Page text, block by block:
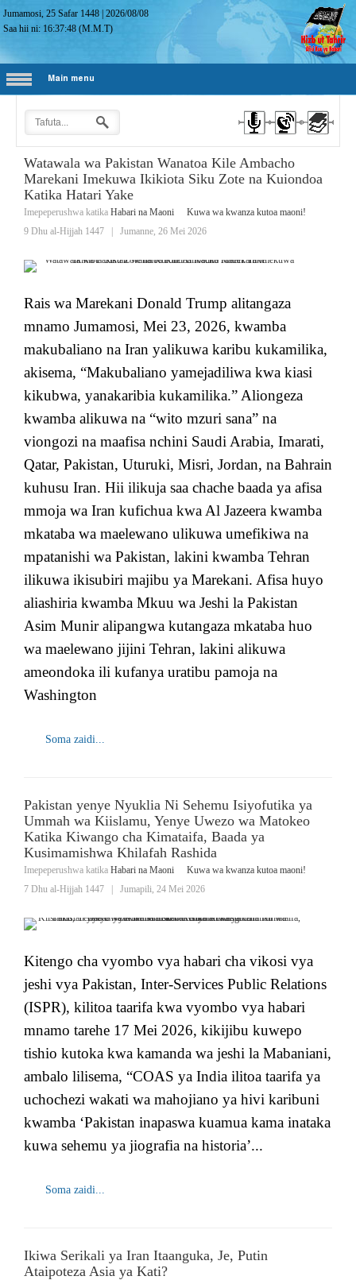
Jumamosi, 25 Safar 1448 |2026/08/08
Saa hii ni: 16:37:49 (M.M.T)
Main menu
Watawala wa Pakistan Wanatoa Kile Ambacho
Marekani Imekuwa Ikikiota Siku Zote na Kuiondoa
Katika Hatari Yake
Imepeperushwa katika Habari na Maoni
Kuwa wa kwanza kutoa maoni!
9 Dhu al-Hijjah 1447
Jumanne, 26 Mei 2026
Rais wa Marekani Donald Trump alitangaza
mnamo Jumamosi, Mei 23, 2026, kwamba
makubaliano na Iran yalikuwa karibu kukamilika,
akisema, “Makubaliano yamejadiliwa kwa kiasi
kikubwa, yanakaribia kukamilika.” Aliongeza
kwamba alikuwa na “wito mzuri sana” na
viongozi na maafisa nchini Saudi Arabia, Imarati,
Qatar, Pakistan, Uturuki, Misri, Jordan, na Bahrain
kuhusu Iran. Hii ilikuja saa chache baada ya afisa
mmoja wa Iran kufichua kwa Al Jazeera kwamba
mkataba wa maelewano ulikuwa umefikiwa na
mpatanishi wa Pakistan, lakini kwamba Tehran
ilikuwa ikisubiri majibu ya Marekani. Afisa huyo
aliashiria kwamba Mkuu wa Jeshi la Pakistan
Asim Munir alipangwa kutangaza mkataba huo
wa maelewano jijini Tehran, lakini alikuwa
ameondoka ili kufanya uratibu pamoja na
Washington
Soma zaidi...
Pakistan yenye Nyuklia Ni Sehemu Isiyofutika ya
Ummah wa Kiislamu, Yenye Uwezo wa Matokeo
Katika Kiwango cha Kimataifa, Baada ya
Kusimamishwa Khilafah Rashida
Imepeperushwa katika Habari na Maoni
Kuwa wa kwanza kutoa maoni!
7 Dhu al-Hijjah 1447
Jumapili, 24 Mei 2026
Kitengo cha vyombo vya habari cha vikosi vya
jeshi vya Pakistan, Inter-Services Public Relations
(ISPR), kilitoa taarifa kwa vyombo vya habari
mnamo tarehe 17 Mei 2026, kikijibu kuwepo
tishio kutoka kwa kamanda wa jeshi la Mabaniani,
ambalo lilisema, “COAS ya India ilitoa taarifa ya
uchochezi wakati wa mahojiano ya hivi karibuni
kwamba ‘Pakistan inapaswa kuamua kama inataka
kuwa sehemu ya jiografia na historia’...
Soma zaidi...
Ikiwa Serikali ya Iran Itaanguka, Je, Putin
Ataipoteza Asia ya Kati?